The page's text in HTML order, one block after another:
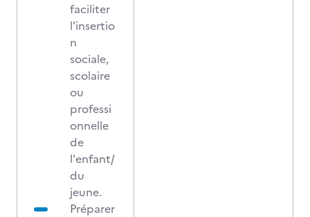
faciliter
l'insertio
n
sociale,
scolaire
ou
professi
onnelle
de
l'enfant/
du
jeune.
Préparer